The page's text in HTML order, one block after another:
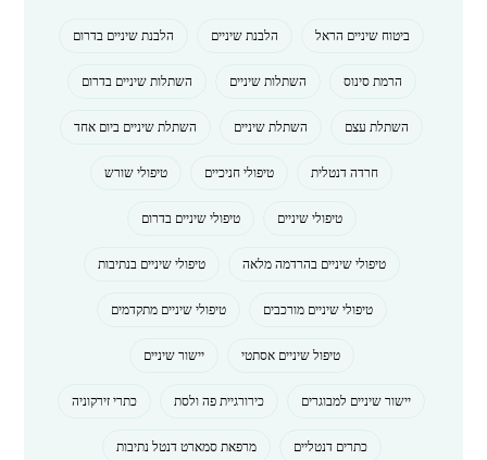
ביטוח שיניים הראל הלבנת שיניים
הלבנת שיניים בדרום
הרמת סינוס
השתלות שיניים
השתלות שיניים בדרום
השתלת עצם
השתלת שיניים
השתלת שיניים ביום אחד
חרדה דנטלית
טיפולי חניכיים
טיפולי שורש
טיפולי שיניים
טיפולי שיניים בדרום
טיפולי שיניים בהרדמה מלאה
טיפולי שיניים בנתיבות
טיפולי שיניים מורכבים
טיפולי שיניים מתקדמים
טיפול שיניים אסתטי
יישור שיניים
יישור שיניים למבוגרים
כירורגיית פה ולסת
כתרי זירקוניה
כתרים דנטליים
מרפאת סמארט דנטל נתיבות